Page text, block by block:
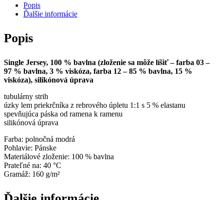
Popis
Ďalšie informácie
Popis
Single Jersey, 100 % bavlna (zloženie sa môže líšiť – farba 03 –
97 % bavlna, 3 % viskóza, farba 12 – 85 % bavlna, 15 %
viskóza), silikónová úprava
tubulárny strih
úzky lem priekrčníka z rebrového úpletu 1:1 s 5 % elastanu
spevňujúca páska od ramena k ramenu
silikónová úprava
Farba: polnočná modrá
Pohlavie: Pánske
Materiálové zloženie: 100 % bavlna
Prateľné na: 40 °C
Gramáž: 160 g/m²